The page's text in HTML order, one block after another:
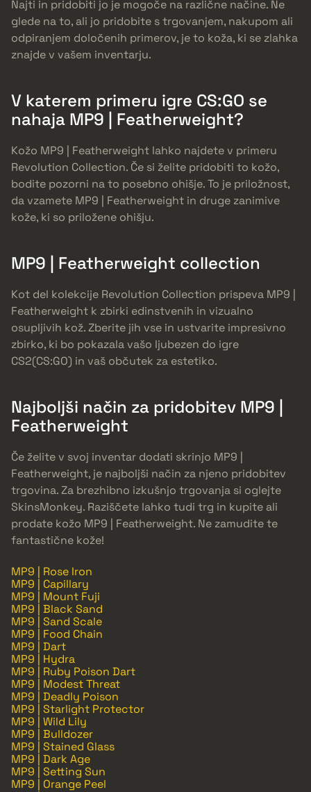
Najti in pridobiti jo je mogoče na različne načine. Ne
glede na to, ali jo pridobite s trgovanjem, nakupom ali
odpiranjem določenih primerov, je to koža, ki se zlahka
znajde v vašem inventarju.
V katerem primeru igre CS:GO se
nahaja MP9 | Featherweight?
Kožo MP9 | Featherweight lahko najdete v primeru
Revolution Collection. Če si želite pridobiti to kožo,
bodite pozorni na to posebno ohišje. To je priložnost,
da vzamete MP9 | Featherweight in druge zanimive
kože, ki so priložene ohišju.
MP9 | Featherweight collection
Kot del kolekcije Revolution Collection prispeva MP9 |
Featherweight k zbirki edinstvenih in vizualno
osupljivih kož. Zberite jih vse in ustvarite impresivno
zbirko, ki bo pokazala vašo ljubezen do igre
CS2(CS:GO) in vaš občutek za estetiko.
Najboljši način za pridobitev MP9 |
Featherweight
Če želite v svoj inventar dodati skrinjo MP9 |
Featherweight, je najboljši način za njeno pridobitev
trgovina. Za brezhibno izkušnjo trgovanja si oglejte
SkinsMonkey. Raziščete lahko tudi trg in kupite ali
prodate kožo MP9 | Featherweight. Ne zamudite te
fantastične kože!
MP9 | Rose Iron
MP9 | Capillary
MP9 | Mount Fuji
MP9 | Black Sand
MP9 | Sand Scale
MP9 | Food Chain
MP9 | Dart
MP9 | Hydra
MP9 | Ruby Poison Dart
MP9 | Modest Threat
MP9 | Deadly Poison
MP9 | Starlight Protector
MP9 | Wild Lily
MP9 | Bulldozer
MP9 | Stained Glass
MP9 | Dark Age
MP9 | Setting Sun
MP9 | Orange Peel